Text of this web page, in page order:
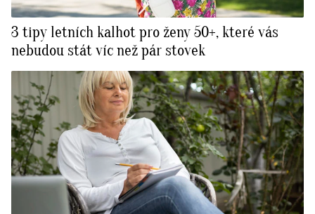
3 tipy letních kalhot pro ženy 50+, které vás
nebudou stát víc než pár stovek